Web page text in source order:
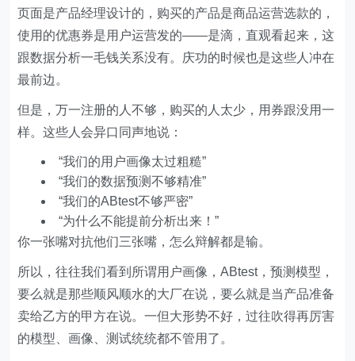
页面是产品经理设计的，购买的产品是商品运营选款的，
使用的优惠券是用户运营发的——是滴，直观看起来，这
跟数据分析一毛钱关系没有。庆功的时候也是这些人冲在
最前边。
但是，万一注册的人不够，购买的人太少，用券跟没用一
样。这些人会异口同声地说：
“我们的用户画像太过粗糙”
“我们的数据预测不够精准”
“我们的ABtest不够严密”
“为什么不能提前分析出来！”
你一张嘴对抗他们三张嘴，怎么辩解都是输。
所以，往往我们看到所谓用户画像，ABtest，预测模型，
要么就是那些顺风顺水的大厂在说，要么就是当产品准备
卖给乙方的甲方在说。一但大形势不好，过往吹得再厉害
的模型、画像、测试统统都不管用了。